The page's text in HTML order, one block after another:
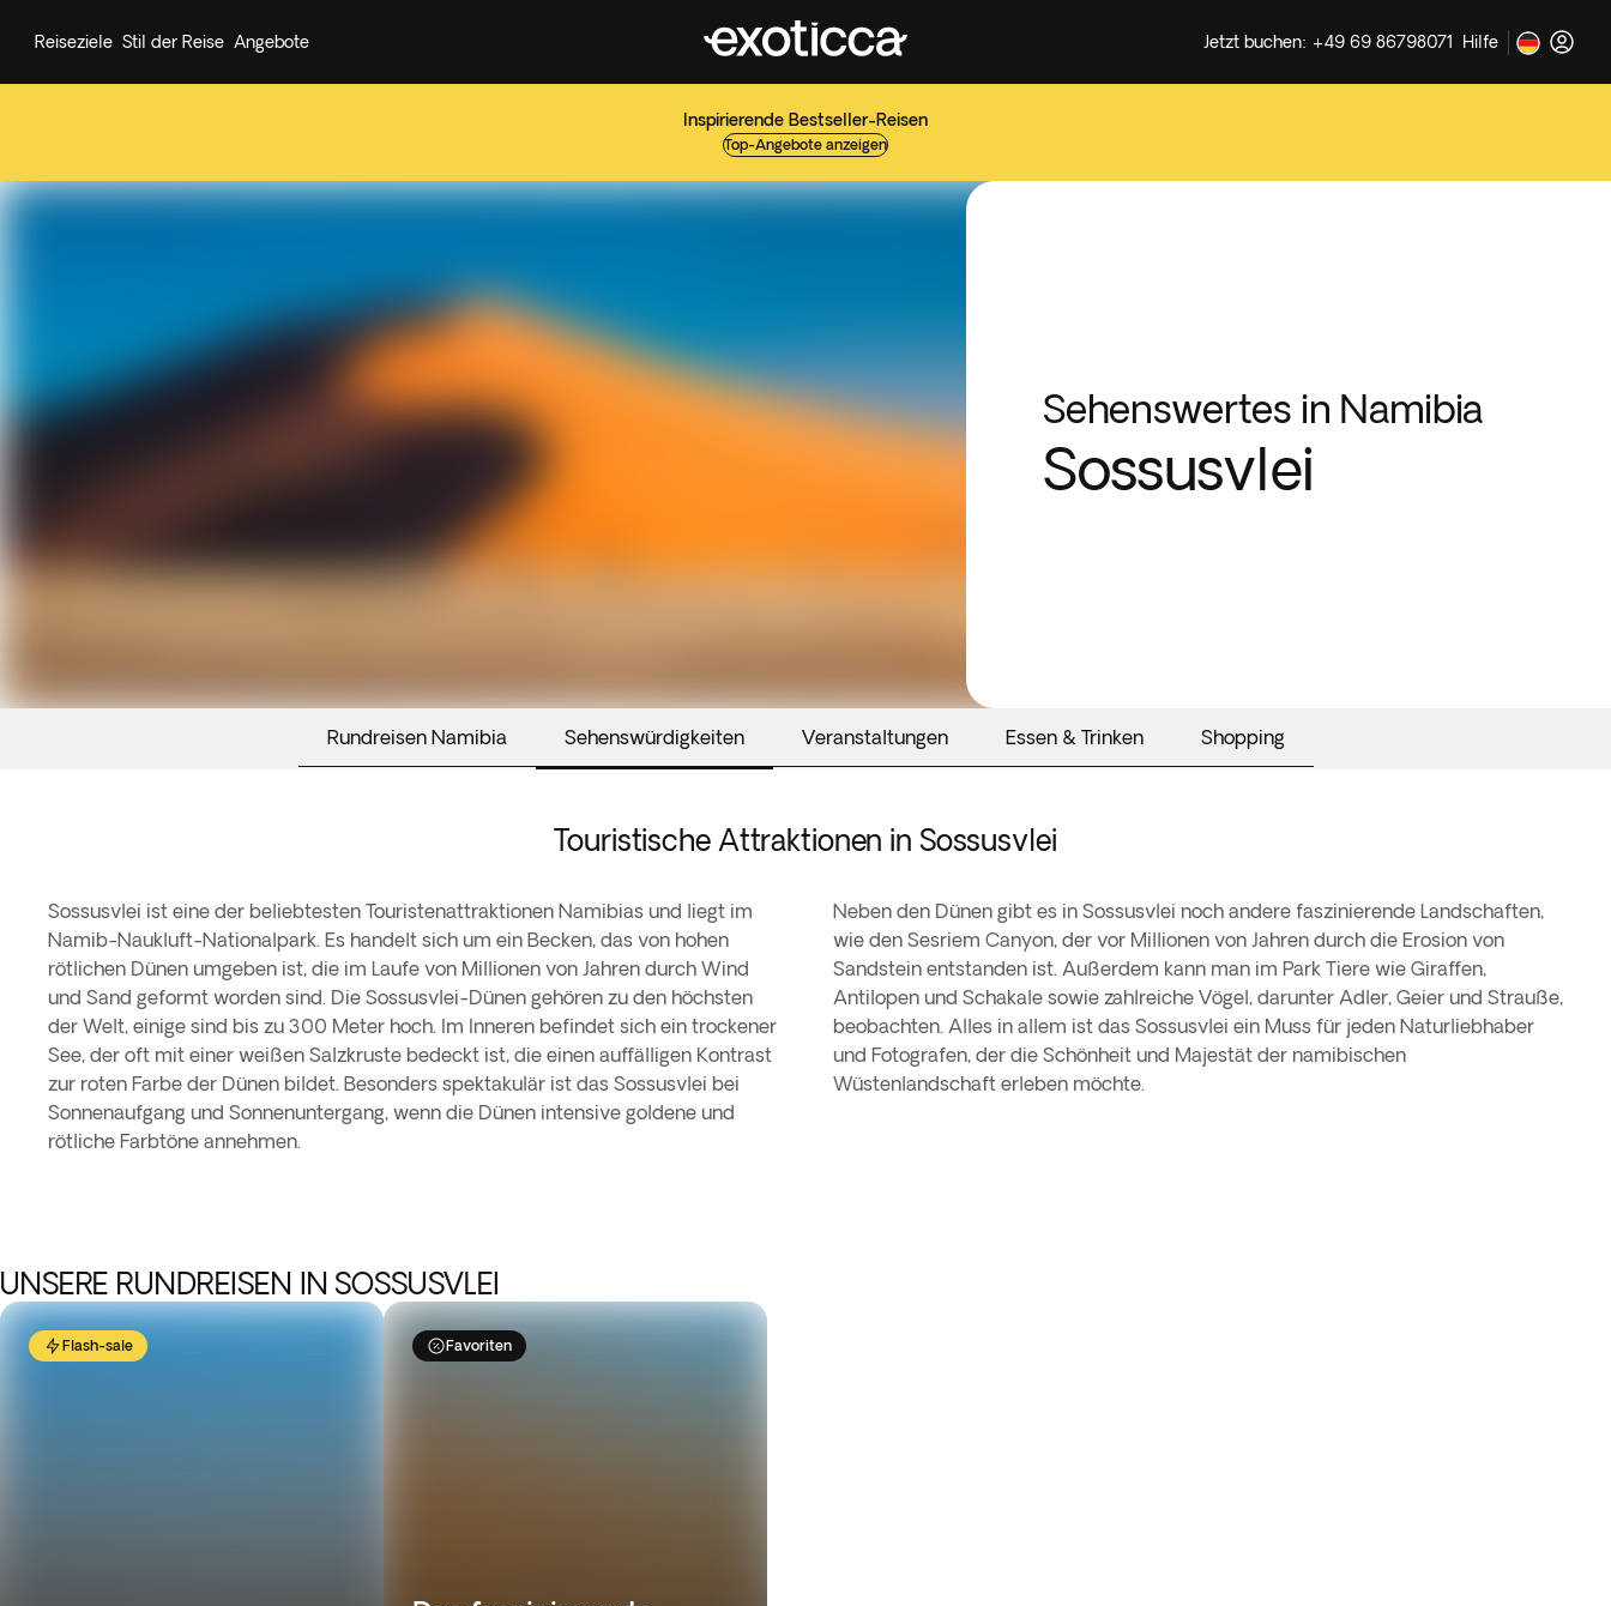
Inspirierende Bestseller-Reisen
Top-Angebote anzeigen
Reiseziele Stil der Reise Angebote Jetzt buchen: +49 69 86798071 Hilfe
Sehenswertes in Namibia
Sossusvlei
Rundreisen Namibia Sehenswürdigkeiten Veranstaltungen Essen & Trinken Shopping
Touristische Attraktionen in Sossusvlei
Sossusvlei ist eine der beliebtesten Touristenattraktionen Namibias und liegt im
Namib-Naukluft-Nationalpark. Es handelt sich um ein Becken, das von hohen
rötlichen Dünen umgeben ist, die im Laufe von Millionen von Jahren durch Wind
und Sand geformt worden sind. Die Sossusvlei-Dünen gehören zu den höchsten
der Welt, einige sind bis zu 300 Meter hoch. Im Inneren befindet sich ein trockener
See, der oft mit einer weißen Salzkruste bedeckt ist, die einen auffälligen Kontrast
zur roten Farbe der Dünen bildet. Besonders spektakulär ist das Sossusvlei bei
Sonnenaufgang und Sonnenuntergang, wenn die Dünen intensive goldene und
rötliche Farbtöne annehmen.
Neben den Dünen gibt es in Sossusvlei noch andere faszinierende Landschaften,
wie den Sesriem Canyon, der vor Millionen von Jahren durch die Erosion von
Sandstein entstanden ist. Außerdem kann man im Park Tiere wie Giraffen,
Antilopen und Schakale sowie zahlreiche Vögel, darunter Adler, Geier und Strauße,
beobachten. Alles in allem ist das Sossusvlei ein Muss für jeden Naturliebhaber
und Fotografen, der die Schönheit und Majestät der namibischen
Wüstenlandschaft erleben möchte.
UNSERE RUNDREISEN IN SOSSUSVLEI
Flash-sale Favoriten